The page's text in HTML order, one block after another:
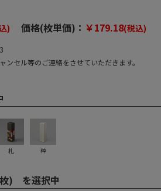
) 価格(枚単価)： ￥179.18(税込)
セル等のご連絡をさせていただきます。
札 粋
) を選択中